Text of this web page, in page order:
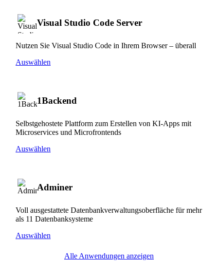
Visual Studio Code Server
Nutzen Sie Visual Studio Code in Ihrem Browser – überall
Auswählen
1Backend
Selbstgehostete Plattform zum Erstellen von KI-Apps mit
Microservices und Microfrontends
Auswählen
Adminer
Voll ausgestattete Datenbankverwaltungsoberfläche für mehr
als 11 Datenbanksysteme
Auswählen
Alle Anwendungen anzeigen